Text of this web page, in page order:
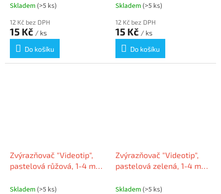
Skladem (>5 ks)
12 Kč bez DPH
15 Kč / ks
Do košíku
Skladem (>5 ks)
12 Kč bez DPH
15 Kč / ks
Do košíku
Zvýrazňovač "Videotip",
pastelová růžová, 1-4 mm,
Skladem (>5 ks)
Zvýrazňovač "Videotip",
pastelová zelená, 1-4 mm,
Skladem (>5 ks)